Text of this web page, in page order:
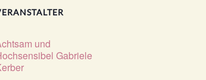
und
Gabriele